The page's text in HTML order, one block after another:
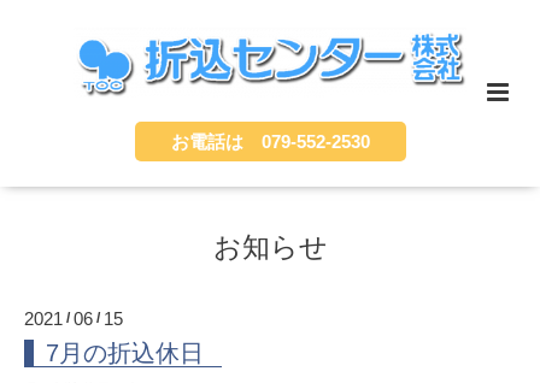
お電話は 079-552-2530
お知らせ
2021 /06 / 15
7月の折込休日